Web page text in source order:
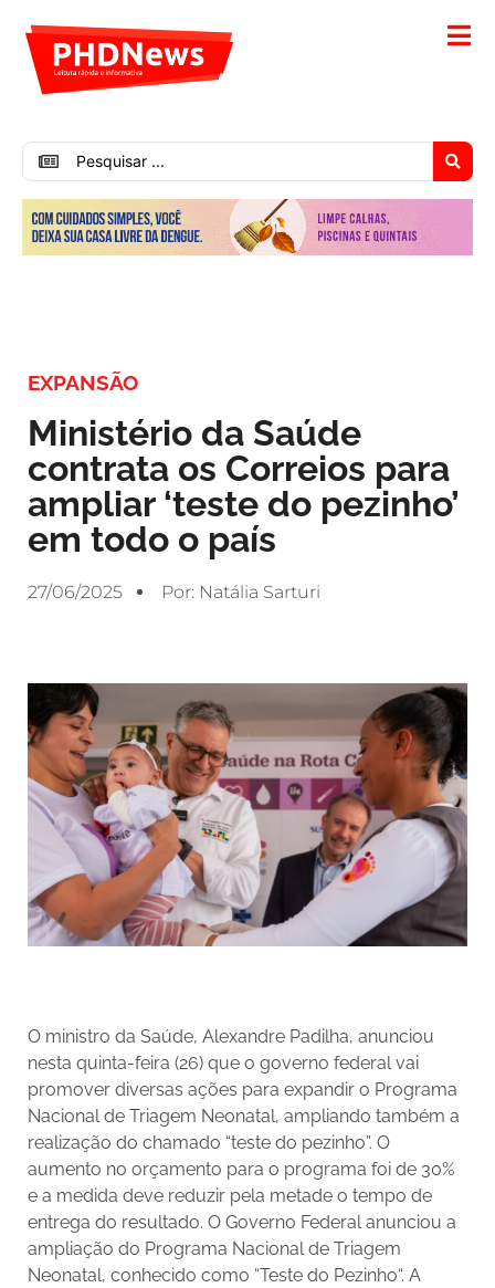
EXPANSÃO
Ministério da Saúde
contrata os Correios para
ampliar ‘teste do pezinho’
em todo o país
27/06/2025 Por: Natália Sarturi
O ministro da Saúde, Alexandre Padilha, anunciou
nesta quinta-feira (26) que o governo federal vai
promover diversas ações para expandir o Programa
Nacional de Triagem Neonatal, ampliando também a
realização do chamado “teste do pezinho”. O
aumento no orçamento para o programa foi de 30%
e a medida deve reduzir pela metade o tempo de
entrega do resultado. O Governo Federal anunciou a
ampliação do Programa Nacional de Triagem
Neonatal, conhecido como “Teste do Pezinho“. A